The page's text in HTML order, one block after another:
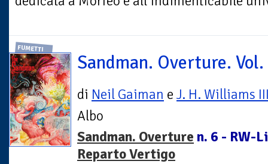
FUMETTI
Sandman. Overture.
di Neil Gaiman e J. H. Williams
Albo
Sandman. Overture n. 6 - RW-
Reparto Vertigo